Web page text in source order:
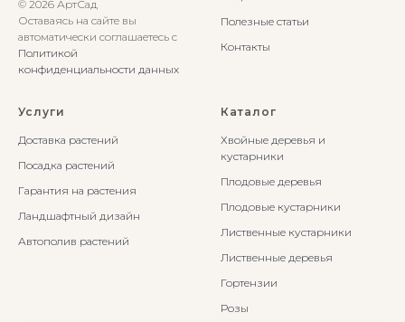
© 2026 АртСад
Оставаясь на сайте вы
автоматически соглашаетесь с
Политикой
конфиденциальности данных
Полезные статьи
Контакты
Услуги
Доставка растений
Посадка растений
Гарантия на растения
Ландшафтный дизайн
Автополив растений
Каталог
Хвойные деревья и
кустарники
Плодовые деревья
Плодовые кустарники
Лиственные кустарники
Лиственные деревья
Гортензии
Розы